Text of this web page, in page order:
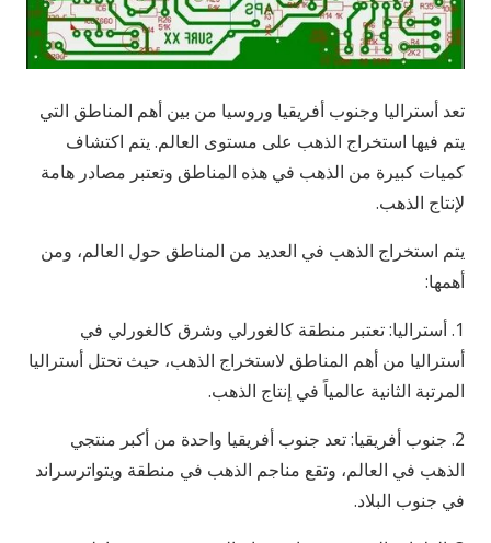
تعد أستراليا وجنوب أفريقيا وروسيا من بين أهم المناطق التي
يتم فيها استخراج الذهب على مستوى العالم. يتم اكتشاف
كميات كبيرة من الذهب في هذه المناطق وتعتبر مصادر هامة
لإنتاج الذهب.
يتم استخراج الذهب في العديد من المناطق حول العالم، ومن
أهمها:
1. أستراليا: تعتبر منطقة كالغورلي وشرق كالغورلي في
أستراليا من أهم المناطق لاستخراج الذهب، حيث تحتل أستراليا
المرتبة الثانية عالمياً في إنتاج الذهب.
2. جنوب أفريقيا: تعد جنوب أفريقيا واحدة من أكبر منتجي
الذهب في العالم، وتقع مناجم الذهب في منطقة ويتواترسراند
في جنوب البلاد.